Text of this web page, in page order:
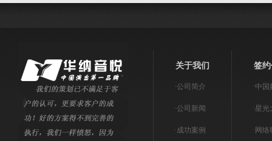
关于我们
·公司简介
·公司新闻
·成功案例
签
·中国
·星光
· 网络